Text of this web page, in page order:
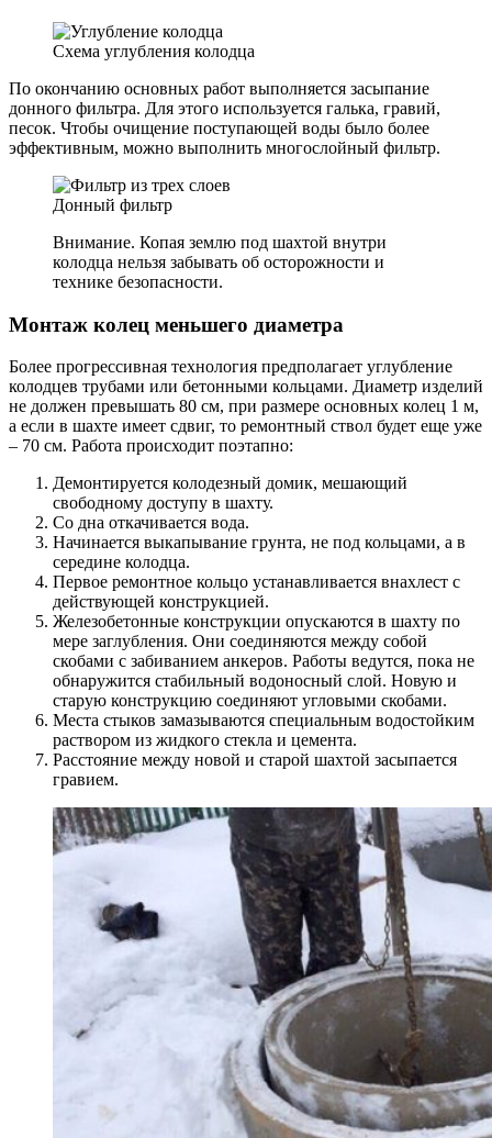
Схема углубления колодца
По окончанию основных работ выполняется засыпание
донного фильтра. Для этого используется галька, гравий,
песок. Чтобы очищение поступающей воды было более
эффективным, можно выполнить многослойный фильтр.
Донный фильтр
Внимание. Копая землю под шахтой внутри
колодца нельзя забывать об осторожности и
технике безопасности.
Монтаж колец меньшего диаметра
Более прогрессивная технология предполагает углубление
колодцев трубами или бетонными кольцами. Диаметр изделий
не должен превышать 80 см, при размере основных колец 1 м,
а если в шахте имеет сдвиг, то ремонтный ствол будет еще уже
– 70 см. Работа происходит поэтапно:
Демонтируется колодезный домик, мешающий
свободному доступу в шахту.
Со дна откачивается вода.
Начинается выкапывание грунта, не под кольцами, а в
середине колодца.
Первое ремонтное кольцо устанавливается внахлест с
действующей конструкцией.
Железобетонные конструкции опускаются в шахту по
мере заглубления. Они соединяются между собой
скобами с забиванием анкеров. Работы ведутся, пока не
обнаружится стабильный водоносный слой. Новую и
старую конструкцию соединяют угловыми скобами.
Места стыков замазываются специальным водостойким
раствором из жидкого стекла и цемента.
Расстояние между новой и старой шахтой засыпается
гравием.